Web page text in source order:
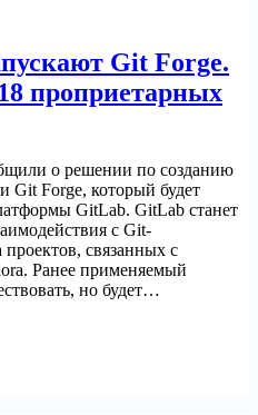
Git Forge.
проприетарных
о решении по созданию
Git Forge, который будет
GitLab. GitLab станет
с Git-
связанных с
Ранее применяемый
но будет…